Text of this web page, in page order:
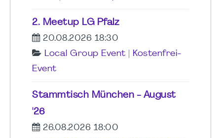
2. Meetup LG Pfalz
20.08.2026 18:30
Local Group Event
Kostenfrei-
Event
Stammtisch München - August
'26
26.08.2026 18:00